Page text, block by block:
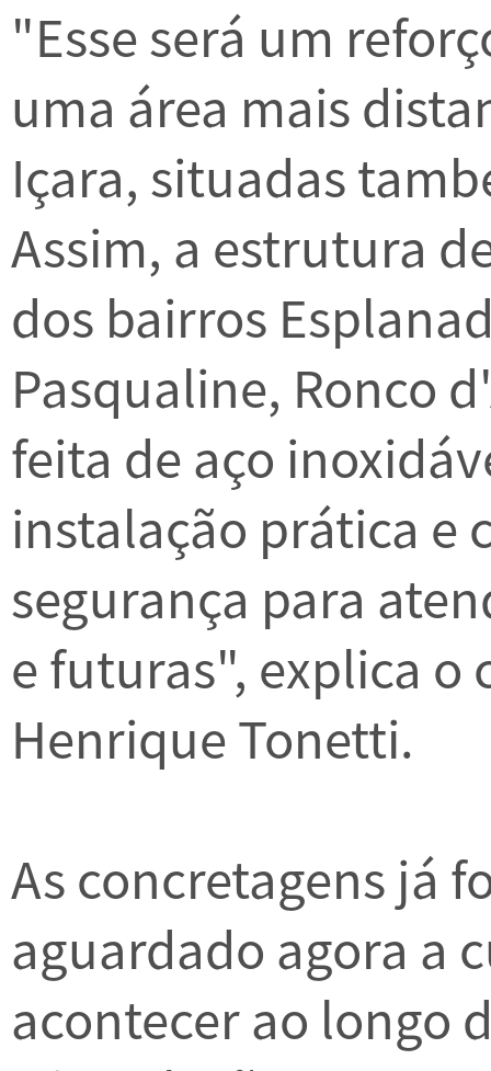
"Esse será um
uma área mais
Içara, situadas
Assim, a estrutura
dos bairros
Pasqualine, Ronco
feita de aço
instalação prática e
segurança para
e futuras", explica o
Henrique Tonetti.
As concretagens já
aguardado agora a
acontecer ao longo